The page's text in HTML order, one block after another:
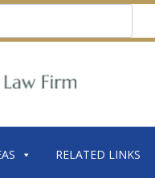
RELATED LINKS